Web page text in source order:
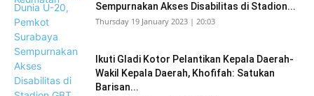
Sempurnakan Akses Disabilitas di Stadion...
Thursday 19 January 2023 | 20:03
Ikuti Gladi Kotor Pelantikan Kepala Daerah-
Wakil Kepala Daerah, Khofifah: Satukan
Barisan...